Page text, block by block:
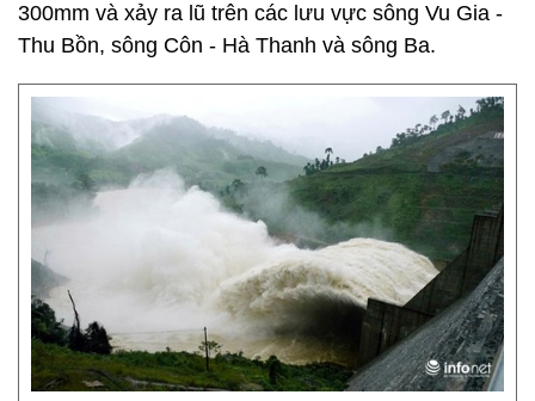
300mm và xảy ra lũ trên các lưu vực sông Vu Gia -
Thu Bồn, sông Côn - Hà Thanh và sông Ba.